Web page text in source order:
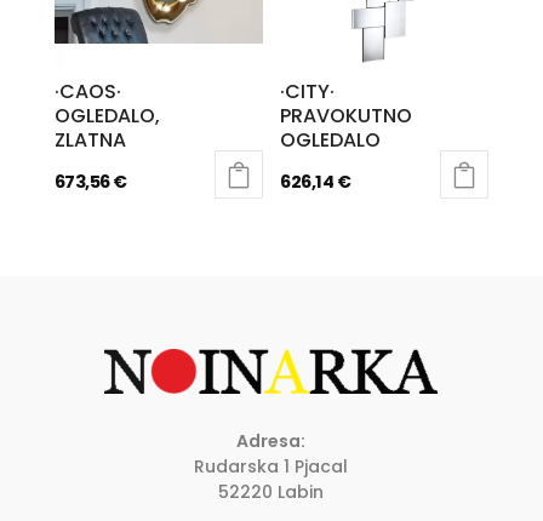
·CAOS·
OGLEDALO,
ZLATNA
673,56€
·CITY·
PRAVOKUTNO
OGLEDALO
626,14 €
Adresa:
Rudarska 1 Pjacal
52220 Labin